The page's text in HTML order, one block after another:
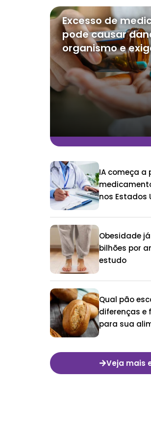
Excesso de
pode causar
organismo e
IA começa a
nos Estados
Obesidade
bilhões por
estudo
Qual pão
diferenças e
para sua
Veja mais